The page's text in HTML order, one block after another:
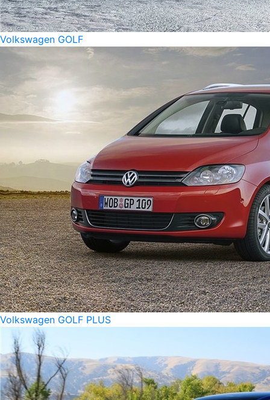
Volkswagen GOLF
Volkswagen GOLF PLUS